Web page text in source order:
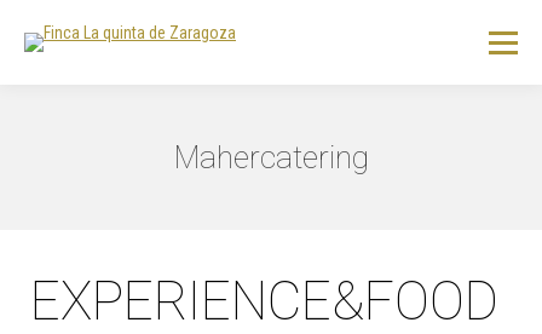
Mahercatering
EXPERIENCE&FOOD